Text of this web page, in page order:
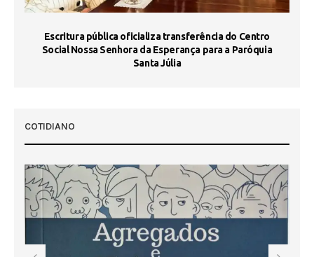
Escritura pública oficializa transferência do Centro
Social Nossa Senhora da Esperança para a Paróquia
Santa Júlia
COTIDIANO